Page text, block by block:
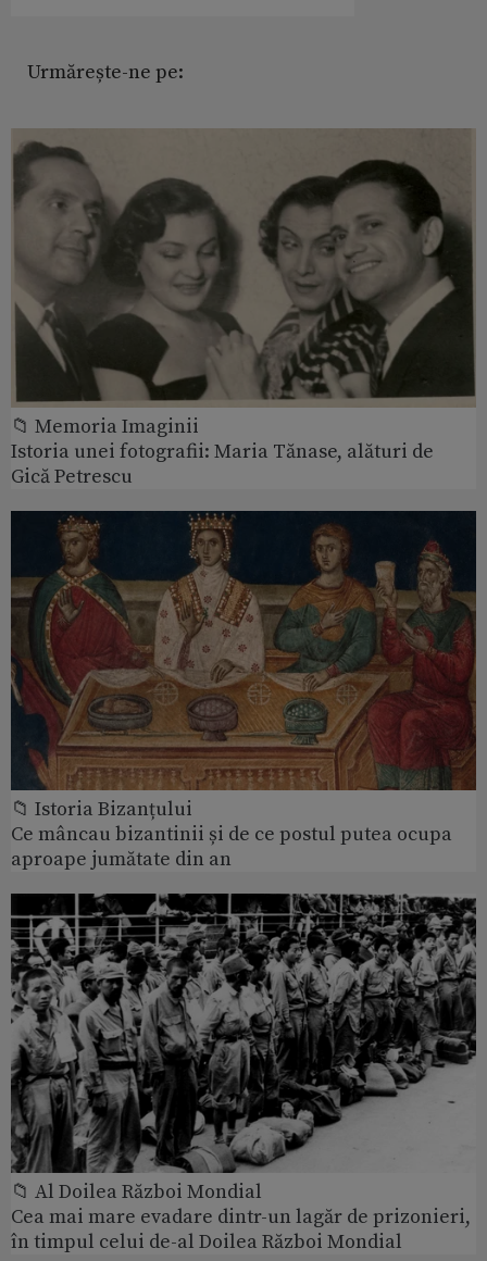
Urmărește-ne pe:
📁 Memoria Imaginii
Istoria unei fotografii: Maria Tănase, alături de
Gică Petrescu
📁 Istoria Bizanțului
Ce mâncau bizantinii și de ce postul putea ocupa
aproape jumătate din an
📁 Al Doilea Război Mondial
Cea mai mare evadare dintr-un lagăr de prizonieri,
în timpul celui de-al Doilea Război Mondial